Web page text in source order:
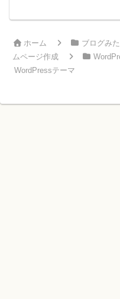
ホーム ブログみ
ムページ作成
WordPressテーマ